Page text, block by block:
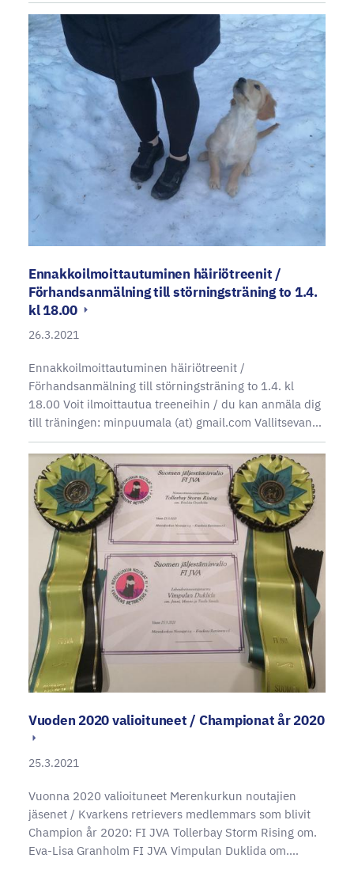
Ennakkoilmoittautuminen häiriötreenit /
Förhandsanmälning till störningsträning to 1.4.
kl 18.00
26.3.2021
Ennakkoilmoittautuminen häiriötreenit /
Förhandsanmälning till störningsträning to 1.4. kl
18.00 Voit ilmoittautua treeneihin / du kan anmäla dig
till träningen: minpuumala (at) gmail.com Vallitsevan…
Vuoden 2020 valioituneet / Championat år 2020
25.3.2021
Vuonna 2020 valioituneet Merenkurkun noutajien
jäsenet / Kvarkens retrievers medlemmars som blivit
Champion år 2020: FI JVA Tollerbay Storm Rising om.
Eva-Lisa Granholm FI JVA Vimpulan Duklida om.…